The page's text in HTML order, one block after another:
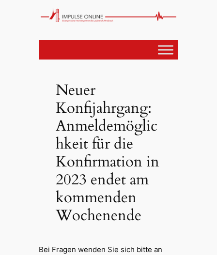
Neuer
Konfijahrgang:
Anmeldemöglic
hkeit für die
Konfirmation in
2023 endet am
kommenden
Wochenende
Bei Fragen wenden Sie sich bitte an